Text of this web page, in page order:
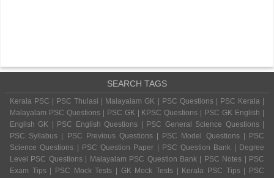
SEARCH TAGS
Kerala PSC | PSC Thulasi | Malayalam GK | PSC Questions | PSC Kerala |
Malayalam PSC Questions | PSC GK | KPSC Questions | PSC GK English |
English GK | PSC English Questions | PSC General Science Questions |
PSC Syllabus | PSC Previous Questions | PSC Model Questions | PSC
Science Questions | PSC Question Paper | PSC Question Bank | Degree
Level PSC Questions | Malayalam PSC Question Bank | PSC Notes | PSC
Exam Tips | PSC Mock Tests | GK Mock Tests | Kerala PSC Tips | PSC